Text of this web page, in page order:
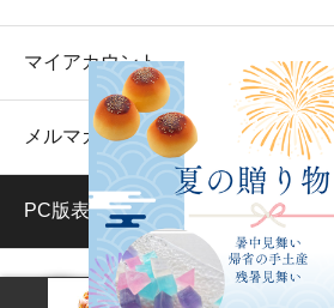
マイアカウント
メルマガ登録・解除
PC版表示に切り替える
© KAMEYAKIYONAGA All